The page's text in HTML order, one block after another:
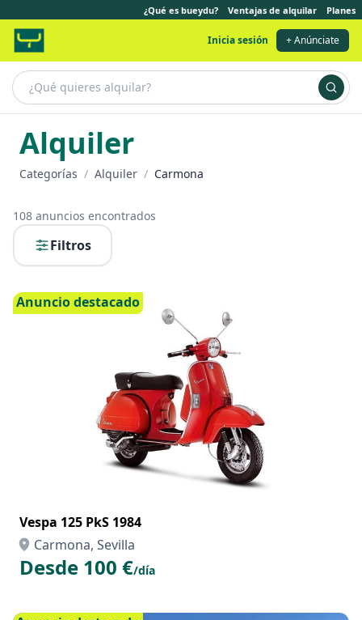
¿Qué es bueydu? Ventajas de alquilar Planes
Inicia sesión + Anúnciate
Alquiler
Categorías / Alquiler / Carmona
108 anuncios encontrados
Filtros
Anuncio destacado
Vespa 125 PkS 1984
Carmona, Sevilla
Desde 100 €/día